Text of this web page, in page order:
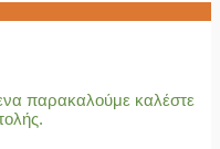
παρακαλούμε καλέστε